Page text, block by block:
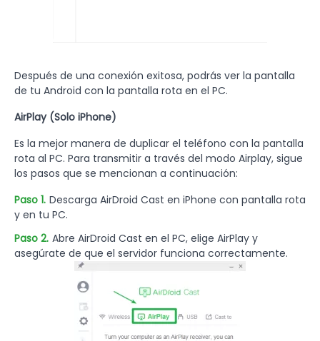
Después de una conexión exitosa, podrás ver la pantalla
de tu Android con la pantalla rota en el PC.
AirPlay (Solo iPhone)
Es la mejor manera de duplicar el teléfono con la pantalla
rota al PC. Para transmitir a través del modo Airplay, sigue
los pasos que se mencionan a continuación:
Paso 1. Descarga AirDroid Cast en iPhone con pantalla rota
y en tu PC.
Paso 2. Abre AirDroid Cast en el PC, elige AirPlay y
asegúrate de que el servidor funciona correctamente.